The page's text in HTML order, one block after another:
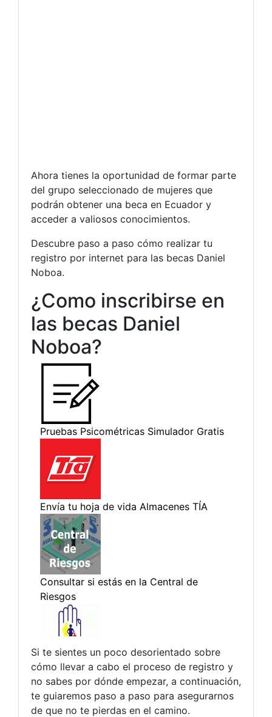
Ahora tienes la oportunidad de formar parte
del grupo seleccionado de mujeres que
podrán obtener una beca en Ecuador y
acceder a valiosos conocimientos.
Descubre paso a paso cómo realizar tu
registro por internet para las becas Daniel
Noboa.
¿Como inscribirse en
las becas Daniel
Noboa?
Si te sientes un poco desorientado sobre
cómo llevar a cabo el proceso de registro y
no sabes por dónde empezar, a continuación,
te guiaremos paso a paso para asegurarnos
de que no te pierdas en el camino.